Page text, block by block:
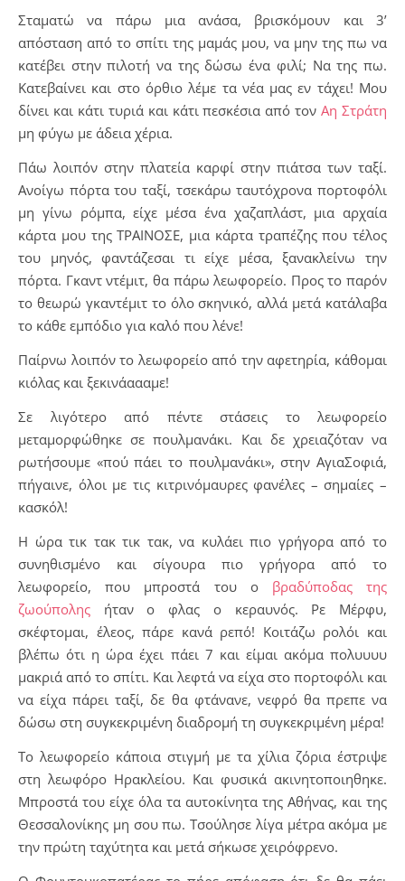
Σταματώ να πάρω μια ανάσα, βρισκόμουν και 3’
απόσταση από το σπίτι της μαμάς μου, να μην της πω να
κατέβει στην πιλοτή να της δώσω ένα φιλί; Να της πω.
Κατεβαίνει και στο όρθιο λέμε τα νέα μας εν τάχει! Μου
δίνει και κάτι τυριά και κάτι πεσκέσια από τονΑη Στράτη
μη φύγω με άδεια χέρια.
Πάω λοιπόν στην πλατεία καρφί στην πιάτσα των ταξί.
Ανοίγω πόρτα του ταξί, τσεκάρω ταυτόχρονα πορτοφόλι
μη γίνω ρόμπα, είχε μέσα ένα χαζαπλάστ, μια αρχαία
κάρτα μου της ΤΡΑΙΝΟΣΕ, μια κάρτα τραπέζης που τέλος
του μηνός, φαντάζεσαι τι είχε μέσα, ξανακλείνω την
πόρτα. Γκαντ ντέμιτ, θα πάρω λεωφορείο. Προς το παρόν
το θεωρώ γκαντέμιτ το όλο σκηνικό, αλλά μετά κατάλαβα
το κάθε εμπόδιο για καλό που λένε!
Παίρνω λοιπόν το λεωφορείο από την αφετηρία, κάθομαι
κιόλας και ξεκινάαααμε!
Σε λιγότερο από πέντε στάσεις το λεωφορείο
μεταμορφώθηκε σε πουλμανάκι. Και δε χρειαζόταν να
ρωτήσουμε «πού πάει το πουλμανάκι», στην ΑγιαΣοφιά,
πήγαινε, όλοι με τις κιτρινόμαυρες φανέλες – σημαίες –
κασκόλ!
Η ώρα τικ τακ τικ τακ, να κυλάει πιο γρήγορα από το
συνηθισμένο και σίγουρα πιο γρήγορα από το
λεωφορείο, που μπροστά του ο βραδύποδας της
ζωούπολης ήταν ο φλας ο κεραυνός. Ρε Μέρφυ,
σκέφτομαι, έλεος, πάρε κανά ρεπό! Κοιτάζω ρολόι και
βλέπω ότι η ώρα έχει πάει 7 και είμαι ακόμα πολυυυυ
μακριά από το σπίτι. Και λεφτά να είχα στο πορτοφόλι και
να είχα πάρει ταξί, δε θα φτάνανε, νεφρό θα πρεπε να
δώσω στη συγκεκριμένη διαδρομή τη συγκεκριμένη μέρα!
Το λεωφορείο κάποια στιγμή με τα χίλια ζόρια έστριψε
στη λεωφόρο Ηρακλείου. Και φυσικά ακινητοποιηθηκε.
Μπροστά του είχε όλα τα αυτοκίνητα της Αθήνας, και της
Θεσσαλονίκης μη σου πω. Τσούλησε λίγα μέτρα ακόμα με
την πρώτη ταχύτητα και μετά σήκωσε χειρόφρενο.